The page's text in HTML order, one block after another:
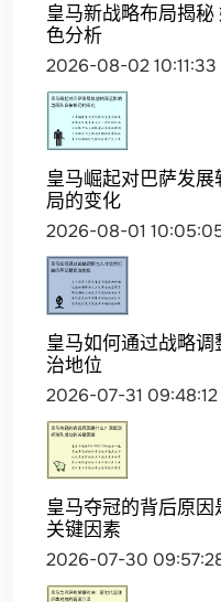
皇马新战略布局揭
色分析
2026-08-02 10:11:33
皇马崛起对巴萨发
局的变化
2026-08-01
皇马如何通过战略
治地位
2026-07-31 09:48:12
皇马夺冠的背后原
关键因素
2026-07-30